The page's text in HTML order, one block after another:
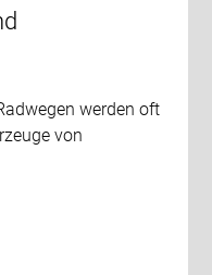
werden oft
von